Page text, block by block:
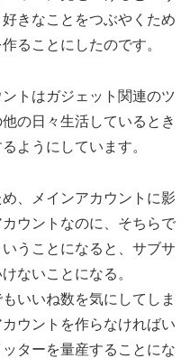
きなことをつぶやくため
ることにしたのです。
トはガジェット関連のツ
の日々生活しているとき
ようにしています。
、メインアカウントに影
ウントなのに、そちらで
うことになると、サブサ
ないことになる。
いいね数を気にしてしま
ウントを作らなければい
ターを量産することにな